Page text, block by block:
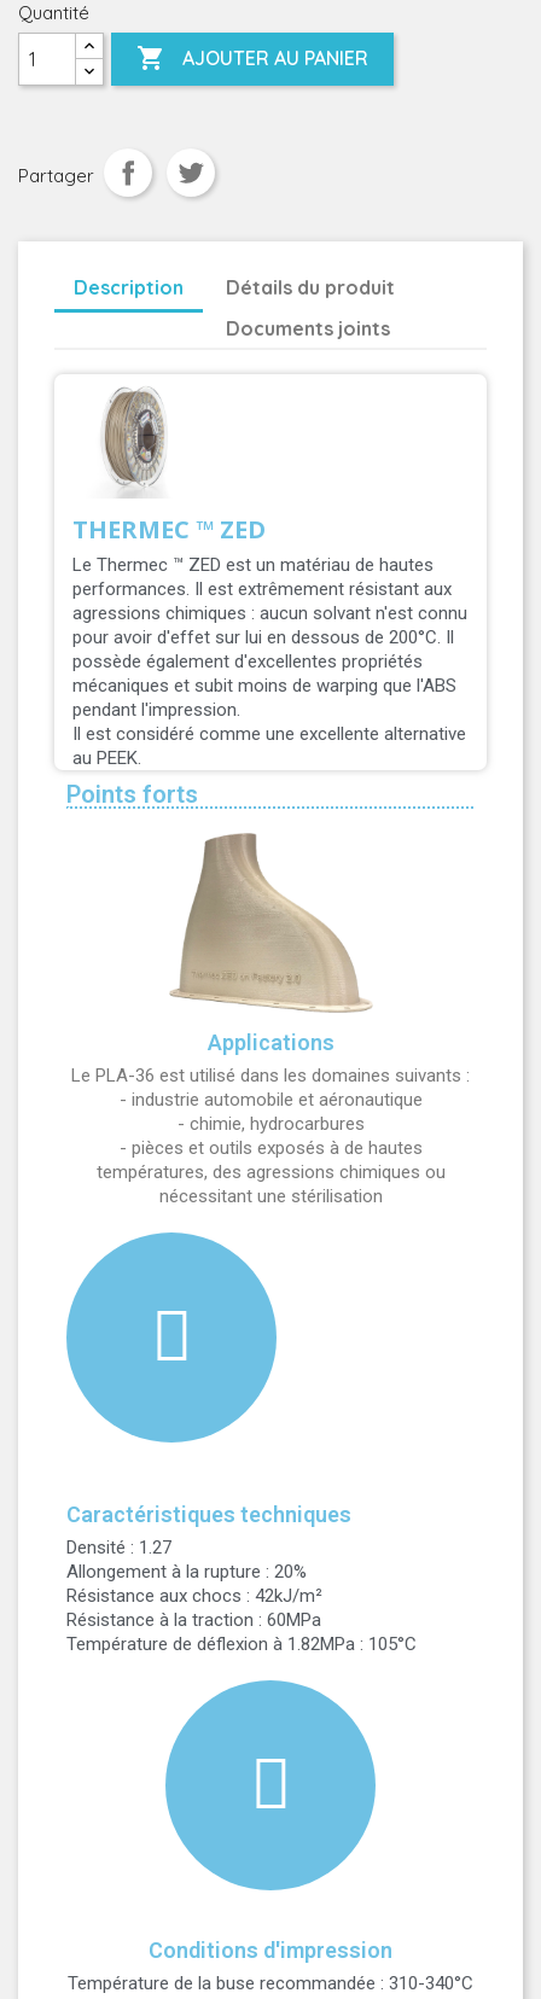
Quantité
 AJOUTER AU PANIER
Partager
Description
Détails du produit
Documents joints
THERMEC ™ ZED
Le Thermec ™ ZED est un matériau de hautes
performances. Il est extrêmement résistant aux
agressions chimiques : aucun solvant n'est connu
pour avoir d'effet sur lui en dessous de 200°C. Il
possède également d'excellentes propriétés
mécaniques et subit moins de warping que l'ABS
pendant l'impression.
Il est considéré comme une excellente alternative
au PEEK.
Points forts
Applications
Le PLA-36 est utilisé dans les domaines suivants :
- industrie automobile et aéronautique
- chimie, hydrocarbures
- pièces et outils exposés à de hautes
températures, des agressions chimiques ou
nécessitant une stérilisation
Caractéristiques techniques
Densité : 1.27
Allongement à la rupture : 20%
Résistance aux chocs : 42kJ/m²
Résistance à la traction : 60MPa
Température de déflexion à 1.82MPa : 105°C
Conditions d'impression
Température de la buse recommandée : 310-340°C